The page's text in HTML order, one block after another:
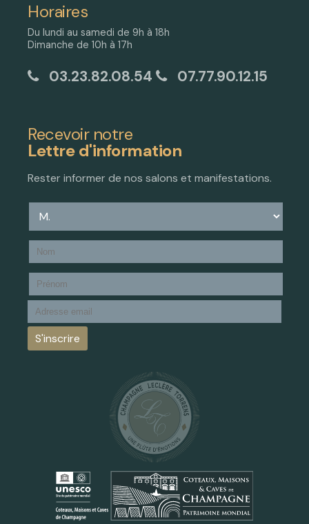
Horaires
Du lundi au samedi de 9h à 18h
Dimanche de 10h à 17h
03.23.82.08.54 07.77.90.12.15
Recevoir notre
Lettre d'information
Rester informer de nos salons et manifestations.